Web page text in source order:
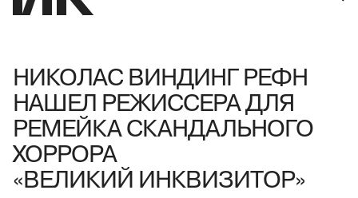
НИКОЛАС ВИНДИНГ РЕФН
НАШЕЛ РЕЖИССЕРА ДЛЯ
РЕМЕЙКА СКАНДАЛЬНОГО
ХОРРОРА
«ВЕЛИКИЙ ИНКВИЗИТОР»